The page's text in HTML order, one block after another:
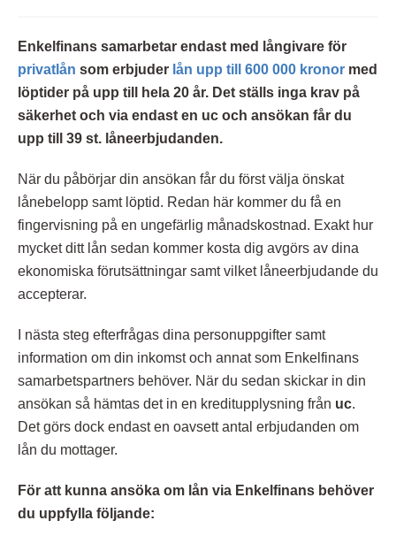
Enkelfinans samarbetar endast med långivare för
privatlån som erbjuder lån upp till 600 000 kronor med
löptider på upp till hela 20 år. Det ställs inga krav på
säkerhet och via endast en uc och ansökan får du
upp till 39 st. låneerbjudanden.
När du påbörjar din ansökan får du först välja önskat
lånebelopp samt löptid. Redan här kommer du få en
fingervisning på en ungefärlig månadskostnad. Exakt hur
mycket ditt lån sedan kommer kosta dig avgörs av dina
ekonomiska förutsättningar samt vilket låneerbjudande du
accepterar.
I nästa steg efterfrågas dina personuppgifter samt
information om din inkomst och annat som Enkelfinans
samarbetspartners behöver. När du sedan skickar in din
ansökan så hämtas det in en kreditupplysning från uc.
Det görs dock endast en oavsett antal erbjudanden om
lån du mottager.
För att kunna ansöka om lån via Enkelfinans behöver
du uppfylla följande: